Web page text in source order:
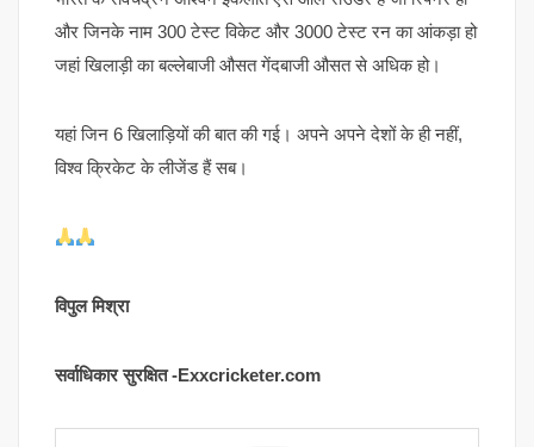
और जिनके नाम 300 टेस्ट विकेट और 3000 टेस्ट रन का आंकड़ा हो
जहां खिलाड़ी का बल्लेबाजी औसत गेंदबाजी औसत से अधिक हो।
यहां जिन 6 खिलाड़ियों की बात की गई। अपने अपने देशों के ही नहीं,
विश्व क्रिकेट के लीजेंड हैं सब।
विपुल मिश्रा
सर्वाधिकार सुरक्षित -Exxcricketer.com